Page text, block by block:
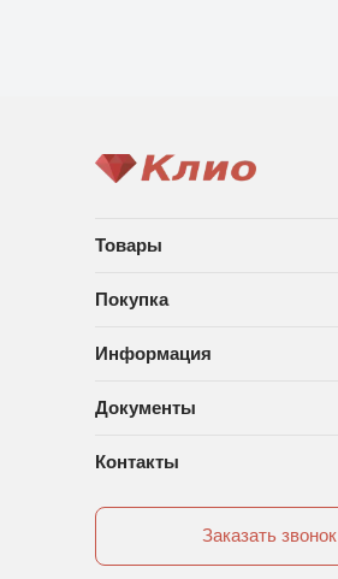
Товары
Покупка
Информация
Документы
Контакты
Заказать звонок